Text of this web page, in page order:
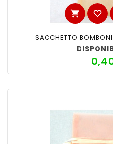
shopping_cart favorite_border
SACCHETTO